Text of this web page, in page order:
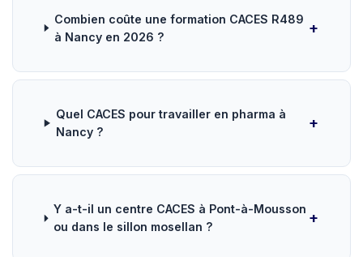
Combien coûte une formation CACES R489
à Nancy en 2026 ?
Quel CACES pour travailler en pharma à
Nancy ?
Y a-t-il un centre CACES à Pont-à-Mousson
ou dans le sillon mosellan ?